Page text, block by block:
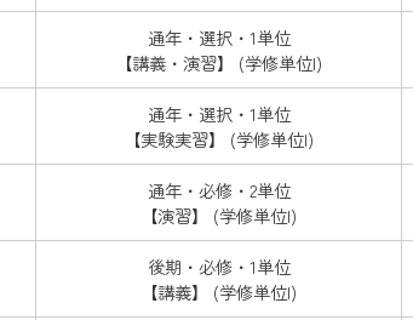
通年・選択・1単位
【講義・演習】 (学修単位I)
通年・選択・1単位
【実験実習】 (学修単位I)
通年・必修・2単位
【演習】 (学修単位I)
後期・必修・1単位
【講義】 (学修単位I)